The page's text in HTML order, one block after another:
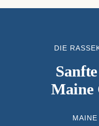
DIE
Maine